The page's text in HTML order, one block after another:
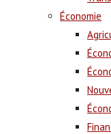
Économie